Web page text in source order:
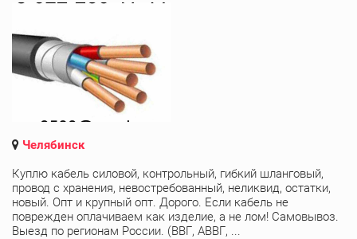
Челябинск
Куплю кабель силовой, контрольный, гибкий шланговый,
провод с хранения, невостребованный, неликвид, остатки,
новый. Опт и крупный опт. Дорого. Если кабель не
поврежден оплачиваем как изделие, а не лом! Самовывоз.
Выезд по регионам России. (ВВГ, АВВГ, ...